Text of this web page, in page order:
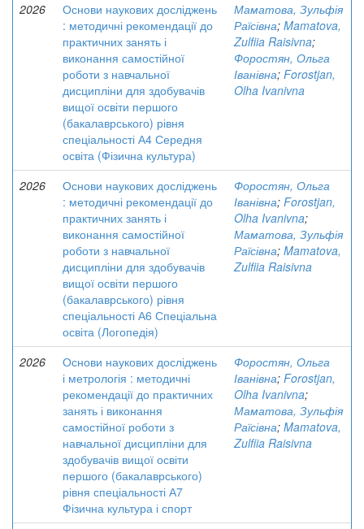
2026
Основи наукових досліджень
: методичні рекомендації до
практичних занять і
виконання самостійної
роботи з навчальної
дисципліни для здобувачів
вищої освіти першого
(бакалаврського) рівня
спеціальності А4 Середня
освіта (Фізична культура)
Маматова, Зульфія
Раїсівна; Mamatova,
Zulfiia Raisivna;
Форостян, Ольга
Іванівна; Forostjan,
Olha Ivanivna
2026
Основи наукових досліджень
: методичні рекомендації до
практичних занять і
виконання самостійної
роботи з навчальної
дисципліни для здобувачів
вищої освіти першого
(бакалаврського) рівня
спеціальності А6 Спеціальна
освіта (Логопедія)
Форостян, Ольга
Іванівна; Forostjan,
Olha Ivanivna;
Маматова, Зульфія
Раїсівна; Mamatova,
Zulfiia Raisivna
2026
Основи наукових досліджень
і метрологія : методичні
рекомендації до практичних
занять і виконання
самостійної роботи з
навчальної дисципліни для
здобувачів вищої освіти
першого (бакалаврського)
рівня спеціальності А7
Фізична культура і спорт
Форостян, Ольга
Іванівна; Forostjan,
Olha Ivanivna;
Маматова, Зульфія
Раїсівна; Mamatova,
Zulfiia Raisivna